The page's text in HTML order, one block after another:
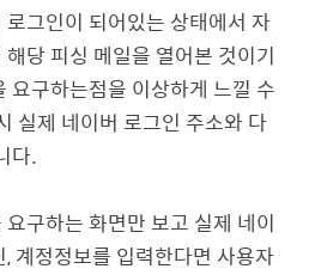
그인이 되어있는 상태에서 자
당 피싱 메일을 열어본 것이기
요구하는점을 이상하게 느낄 수
실제 네이버 로그인 주소와 다
다.
구하는 화면만 보고 실제 네이
계정정보를 입력한다면 사용자